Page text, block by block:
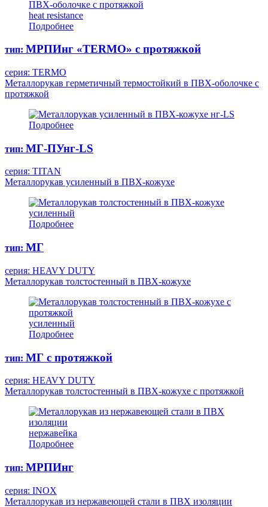
heat resistance
Подробнее
тип: МРПИнг «TERMO» с протяжкой
серия: TERMO
Металлорукав герметичный термостойкий в ПВХ-оболочке с
протяжкой
нг-LS
Подробнее
тип: МГ-ПУнг-LS
серия: TITAN
Металлорукав усиленный в ПВХ-кожухе
усиленный
Подробнее
тип: МГ
серия: HEAVY DUTY
Металлорукав толстостенный в ПВХ-кожухе
усиленный
Подробнее
тип: МГ с протяжкой
серия: HEAVY DUTY
Металлорукав толстостенный в ПВХ-кожухе с протяжкой
нержавейка
Подробнее
тип: МРПИнг
серия: INOX
Металлорукав из нержавеющей стали в ПВХ изоляции